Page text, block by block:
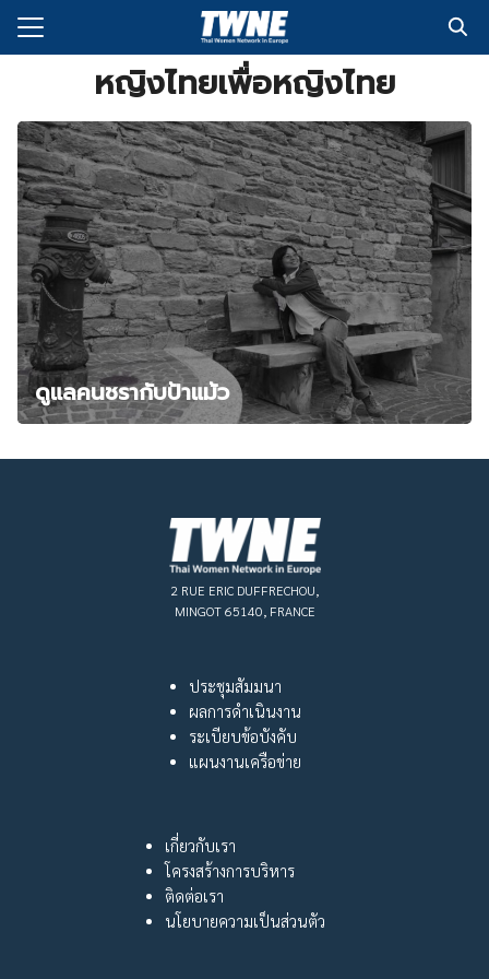
Skip
เรา
มพ์
รา
หญิงไทยเพื่อหญิงไทย
ดูแลคนชรากับป้าแม้ว
2 RUE ERIC DUFFRECHOU,
MINGOT 65140, FRANCE
ประชุมสัมมนา
ผลการดำเนินงาน
ระเบียบข้อบังคับ
แผนงานเครือข่าย
เกี่ยวกับเรา
โครงสร้างการบริหาร
ติดต่อเรา
นโยบายความเป็นส่วนตัว